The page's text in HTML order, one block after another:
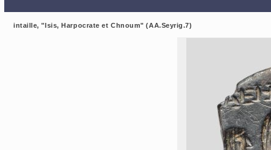
intaille, "Isis, Harpocrate et Chnoum" (AA.Seyrig.7)